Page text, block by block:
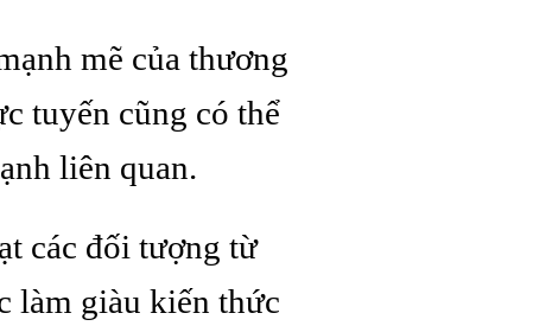
mẽ của thương
tuyến cũng có thể
liên quan.
các đối tượng từ
làm giàu kiến thức